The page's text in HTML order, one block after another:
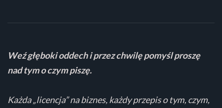
Weź głęboki oddech i przez chwilę pomyśl proszę
nad tym o czym piszę.
Każda „licencja” na biznes, każdy przepis o tym, czym,